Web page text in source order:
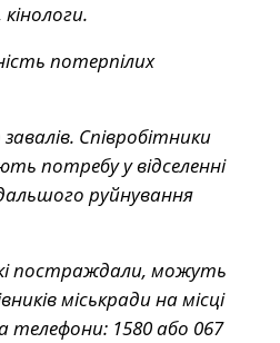
потерпілих
Співробітники
потребу у відселенні
руйнування
постраждали, можуть
міськради на місці
1580 або 067